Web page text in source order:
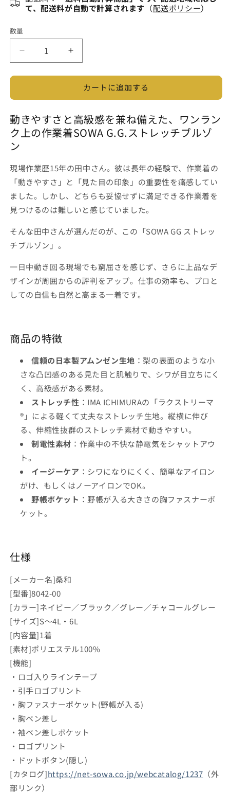
て、配送料が自動で計算されます （配送ポリシー）
数量
SOWA
G.GROUND
長
ブ
ル
ゾ
ン
動
き
や
す
と
高
感
を
両
た
ス
ト
レ
ッ
チ
作
業
着
の
数
量
を
す
SOWA
G.GROUND
長
ブ
ル
ゾ
ン
動
き
や
す
と
感
を
両
ト
レ
ッ
チ
作
業
着
の
量
を
増
や
カートに追加する
動きやすさと高級感を兼ね備えた、ワンラン
ク上の作業着SOWA G.G.ストレッチブルゾ
ン
現場作業歴15年の田中さん。彼は長年の経験で、作業着の
「動きやすさ」と「見た目の印象」の重要性を痛感してい
ました。しかし、どちらも妥協せずに満足できる作業着を
見つけるのは難しいと感じていました。
そんな田中さんが選んだのが、この「SOWA GG ストレッ
チブルゾン」。
一日中動き回る現場でも窮屈さを感じず、さらに上品なデ
ザインが周囲からの評判をアップ。仕事の効率も、プロと
しての自信も自然と高まる一着です。
商品の特徴
信頼の日本製アムンゼン生地 ：梨の表面のような小
さな凸凹感のある見た目と肌触りで、シワが目立ちにく
く、高級感がある素材。
ストレッチ性 ：IMA ICHIMURAの「ラクストリーマ
®」による軽くて丈夫なストレッチ生地。縦横に伸び
る、伸縮性抜群のストレッチ素材で動きやすい。
制電性素材 ：作業中の不快な静電気をシャットアウ
ト。
イージーケア ：シワになりにくく、簡単なアイロン
がけ、もしくはノーアイロンでOK。
野帳ポケット ：野帳が入る大きさの胸ファスナーポ
ケット。
仕様
[メーカー名]桑和
[型番]8042-00
[カラー]ネイビー／ブラック／グレー／チャコールグレー
[サイズ]S～4L・6L
[内容量]1着
[素材]ポリエステル100%
[機能]
・ロゴ入りラインテープ
・引手ロゴプリント
・胸ファスナーポケット(野帳が入る)
・胸ペン差し
・袖ペン差しポケット
・ロゴプリント
・ドットボタン(隠し)
[カタログ]https://net-sowa.co.jp/webcatalog/1237 （外
部リンク）